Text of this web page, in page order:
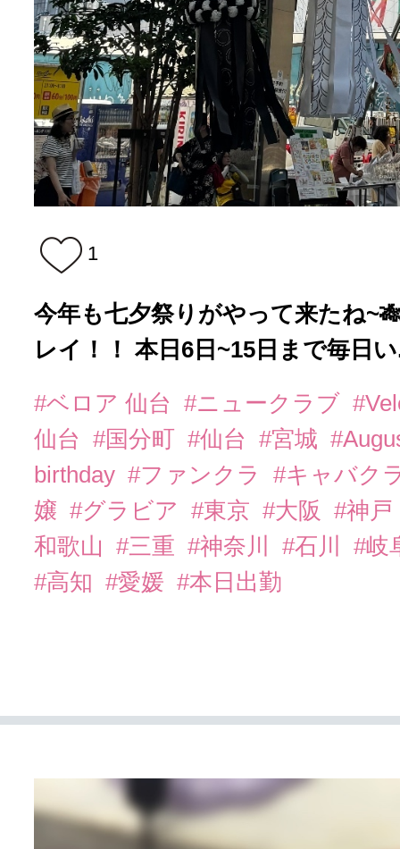
1
今年も七夕祭りがやって来たね
レイ！！ 本日6日~15日まで毎日
#ベロア 仙台 #ニュークラブ
仙台
#国分町 #仙台 #宮城
birthday #ファンクラ
#キャバク
嬢 #グラビア #東京 #大阪
#神戸
和歌山
#三重 #神奈川 #石川
#岐
#高知 #愛媛 #本日出勤